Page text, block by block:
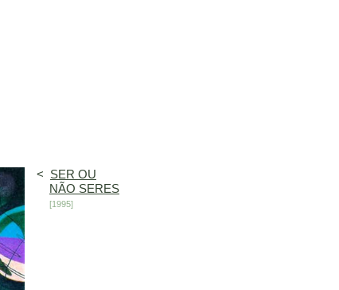
< SER OU
NÃO SERES
[1995]